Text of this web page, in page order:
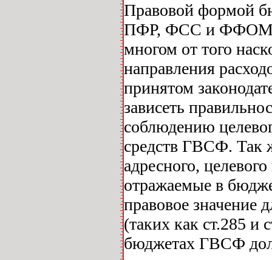
Правовой формой
ПФР, ФСС и
многом от того
направления
принятом
зависеть
соблюдению
средств ГВСФ. Так
адресного,
отражаемые в
правовое значение
(таких как ст.285 и
бюджетах ГВСФ